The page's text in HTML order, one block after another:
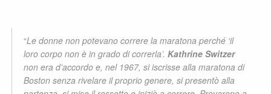
“Le donne non potevano correre la maratona perché ‘il
loro corpo non è in grado di correrla’.Kathrine Switzer
non era d’accordo e, nel 1967, si iscrisse alla maratona di
Boston senza rivelare il proprio genere, si presentò alla